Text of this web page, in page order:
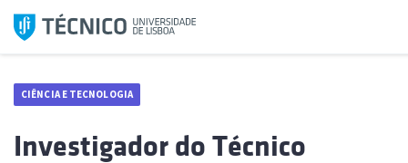
Saltar
para
CIÊNCIA E TECNOLOGIA
Investigador do Técnico